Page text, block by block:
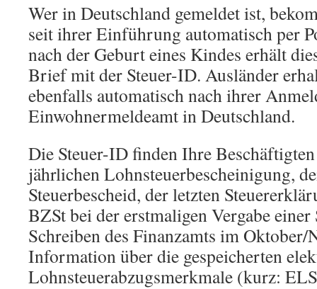
Wer in Deutschland gemeldet ist,
seit ihrer Einführung automatisch per
nach der Geburt eines Kindes erhält
Brief mit der Steuer-ID. Ausländer
ebenfalls automatisch nach ihrer
Einwohnermeldeamt in Deutschland.
Die Steuer-ID finden Ihre
jährlichen Lohnsteuerbescheinigung,
Steuerbescheid, der letzten
BZSt bei der erstmaligen Vergabe
Schreiben des Finanzamts im
Information über die gespeicherten
Lohnsteuerabzugsmerkmale (kurz: